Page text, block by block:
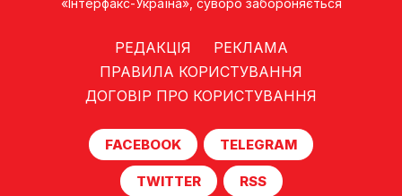
«Iнтерфакс-Україна», суворо забороняється
РЕДАКЦІЯ
РЕКЛАМА
ПРАВИЛА КОРИСТУВАННЯ
ДОГОВІР ПРО КОРИСТУВАННЯ
FACEBOOK TELEGRAM
TWITTER RSS